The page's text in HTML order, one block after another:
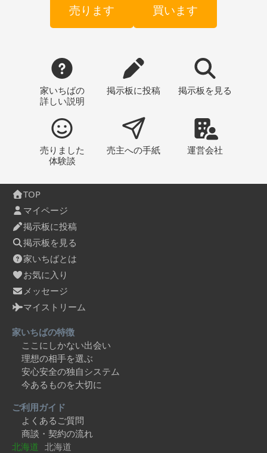
売ります 買います
家いちばの
詳しい説明
掲示板に投稿 掲示板 を見る
売りました
体験談
売主への手紙 運営会社
TOP
マイページ
掲示板に投稿
掲示板を見る
家いちばとは
お気に入り
メッセージ
マイストリーム
家いちばの特徴
ここにしかない出会い
理想の相手を選ぶ
安心安全の独自システム
今あるものを大切に
ご利用ガイド
よくあるご質問
商談・契約の流れ
北海道 北海道